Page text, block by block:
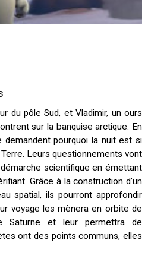
du pôle Sud, et Vladimir, un ours
sur la banquise arctique. En
pourquoi la nuit est si
Leurs questionnements vont
scientifique en émettant
Grâce à la construction d’un
spatial, ils pourront approfondir
voyage les mènera en orbite de
et leur permettra de
ont des points communs, elles